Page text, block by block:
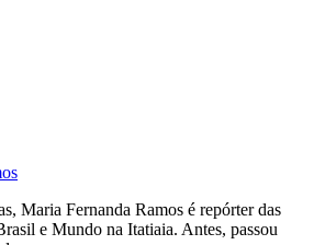
Maria Fernanda Ramos é repórter das
e Mundo na Itatiaia. Antes, passou